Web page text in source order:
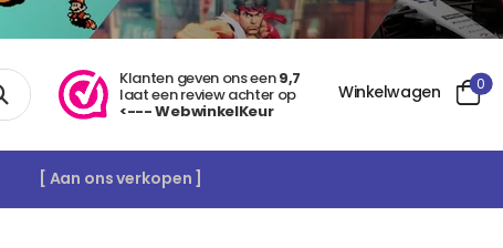
Klanten geven ons een9,7
laat een review achter op
<--- WebwinkelKeur
Winkelwagen 0
[ Aan ons verkopen ]